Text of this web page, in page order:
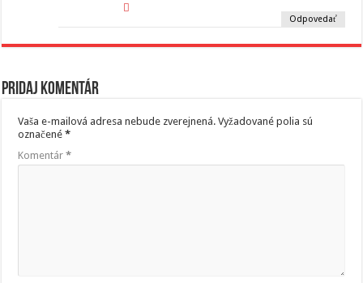
Odpovedať
Pridaj komentár
Vaša e-mailová adresa nebude zverejnená. Vyžadované polia sú
označené*
Komentár*